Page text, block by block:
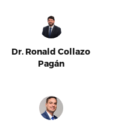
Dr. Ronald Collazo
Pagán